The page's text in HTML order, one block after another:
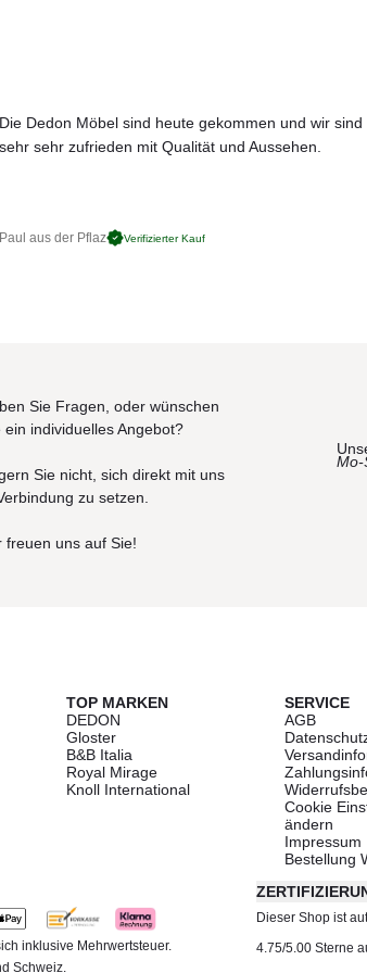
JETZT MUSTER BESTELLEN
Die Dedon Möbel sind heute gekommen und wir sind
sehr sehr zufrieden mit Qualität und Aussehen.
Paul aus der Pflaz Verifizierter Kauf
Sie Fragen, oder wünschen
ein individuelles Angebot?
Sie nicht, sich direkt mit uns
zu setzen.
freuen uns auf Sie!
Mo-
TOP MARKEN
DEDON
Gloster
B&B Italia
Royal Mirage
Knoll International
SERVICE
AGB
Cookie
ändern
Impressum
Bestellung
inklusive Mehrwertsteuer.
Schweiz.
Dieser Shop ist
4.75/5.00 Sterne